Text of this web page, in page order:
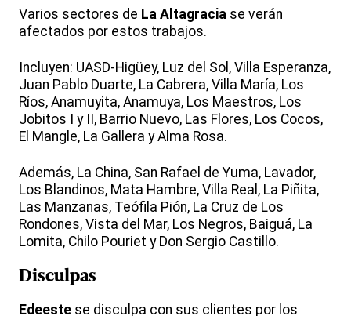
Varios sectores de La Altagracia se verán
afectados por estos trabajos.
Incluyen: UASD-Higüey, Luz del Sol, Villa Esperanza,
Juan Pablo Duarte, La Cabrera, Villa María, Los
Ríos, Anamuyita, Anamuya, Los Maestros, Los
Jobitos I y II, Barrio Nuevo, Las Flores, Los Cocos,
El Mangle, La Gallera y Alma Rosa.
Además, La China, San Rafael de Yuma, Lavador,
Los Blandinos, Mata Hambre, Villa Real, La Piñita,
Las Manzanas, Teófila Pión, La Cruz de Los
Rondones, Vista del Mar, Los Negros, Baiguá, La
Lomita, Chilo Pouriet y Don Sergio Castillo.
Disculpas
Edeeste se disculpa con sus clientes por los